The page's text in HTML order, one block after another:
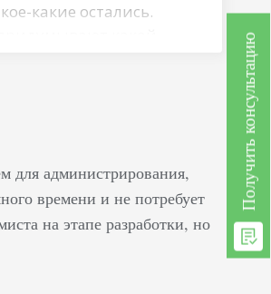
какие остались.
вообще… Но у всех
Да, вы
для администрирования,
времени и не потребует
на этапе разработки, но
Получить консультацию